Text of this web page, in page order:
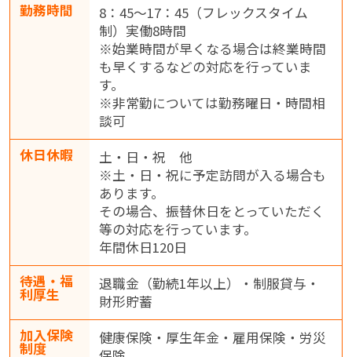
勤務時間
8：45～17：45（フレックスタイム
制）実働8時間
※始業時間が早くなる場合は終業時間
も早くするなどの対応を行っていま
す。
※非常勤については勤務曜日・時間相
談可
休日休暇
土・日・祝 他
※土・日・祝に予定訪問が入る場合も
あります。
その場合、振替休日をとっていただく
等の対応を行っています。
年間休日120日
待遇・福
利厚生
退職金（勤続1年以上）・制服貸与・
財形貯蓄
加入保険
制度
健康保険・厚生年金・雇用保険・労災